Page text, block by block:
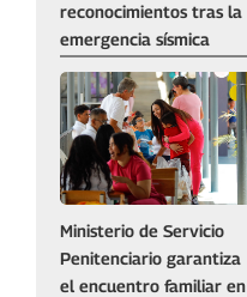
reconocimientos tras la
emergencia sísmica
Ministerio de Servicio
Penitenciario garantiza
el encuentro familiar en